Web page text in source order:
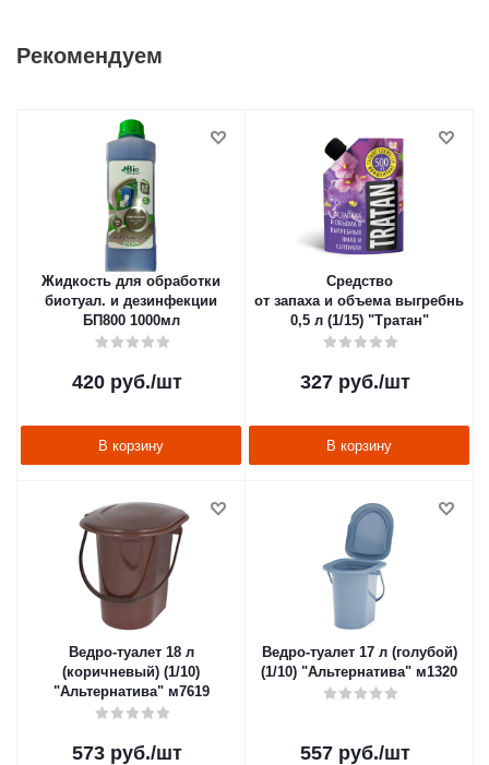
Рекомендуем
Жидкость для обработки
биотуал. и дезинфекции
БП800 1000мл
420 руб./шт
В корзину
Средство
от запаха и объема выгребных
0,5 л (1/15) "Тратан"
327 руб./шт
В корзину
Ведро-туалет 18 л
(коричневый) (1/10)
"Альтернатива" м7619
573 руб./шт
Ведро-туалет 17 л (голубой)
(1/10) "Альтернатива" м1320
557 руб./шт